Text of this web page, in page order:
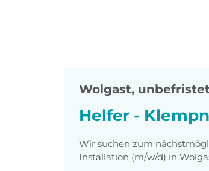
Wolgast,
Helfer -
Wir suchen zum
Installation (m/w/d) in